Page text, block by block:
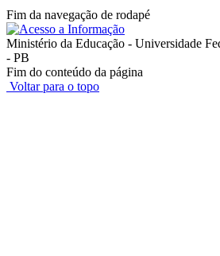
Fim da navegação de rodapé
Ministério da Educação - Universidade
- PB
Fim do conteúdo da página
Voltar para o topo